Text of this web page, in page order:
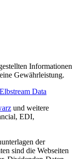
Informationen
Gewährleistung.
Elbstream Data
und weitere
EDI,
der
sind die Webseiten